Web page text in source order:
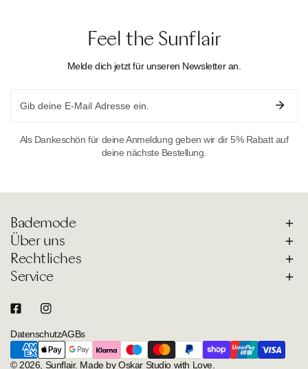
Feel the Sunflair
Melde dich jetzt für unseren Newsletter an.
Als Dankeschön für deine Anmeldung geben wir dir 5% Rabatt auf
deine nächste Bestellung.
Bademode
Über uns
Rechtliches
Service
© 2026, Sunflair. Made by Oskar Studio with Love.
DatenschutzAGBs
Zahlungsarten